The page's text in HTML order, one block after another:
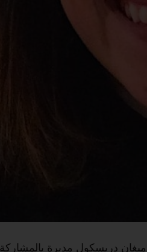
ميغان دريسكول مديرة